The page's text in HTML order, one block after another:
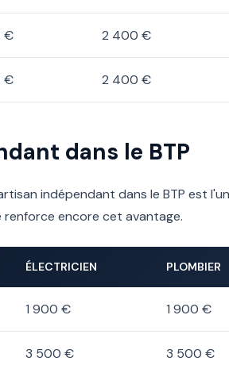
€ 2 400 €
€ 2 400 €
dans le BTP
indépendant dans le BTP est
encore cet avantage.
ÉLECTRICIEN PLOMBIER
1 900 € 1 900 €
3 500 € 3 500 €